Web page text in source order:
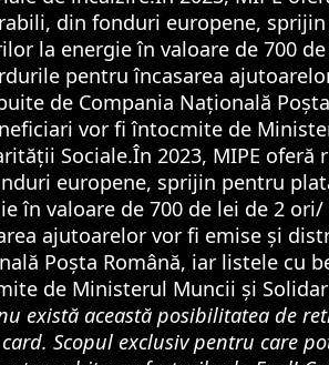
din fonduri europene,
la energie în valoare de 700
pentru încasarea
de Compania Națională
vor fi întocmite de
Sociale.În 2023, MIPE
europene, sprijin pentru
în valoare de 700 de lei de 2
ajutoarelor vor fi emise și
Poșta Română, iar listele cu
de Ministerul Muncii și
există această posibilitatea de
Scopul exclusiv pentru care